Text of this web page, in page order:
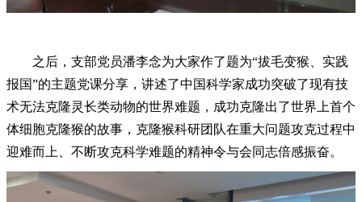
之后，支部党员潘李念为大家作了题为“拔毛变猴、实践
报国”的主题党课分享，讲述了中国科学家成功突破了现有技
术无法克隆灵长类动物的世界难题，成功克隆出了世界上首个
体细胞克隆猴的故事，克隆猴科研团队在重大问题攻克过程中
迎难而上、不断攻克科学难题的精神令与会同志倍感振奋。